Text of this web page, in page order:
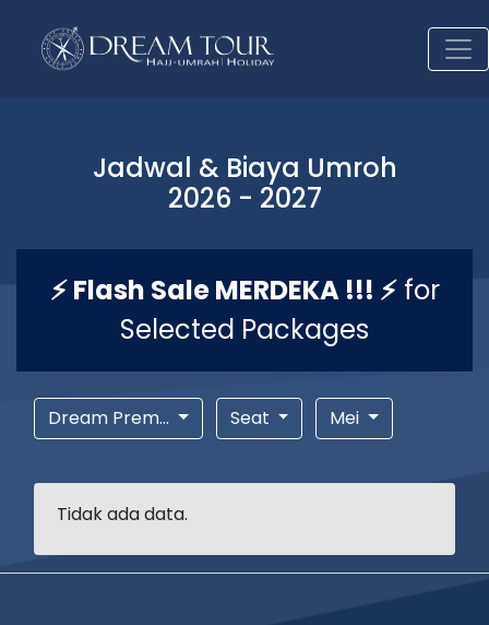
Jadwal & Biaya Umroh
2026 - 2027
⚡ Flash Sale MERDEKA !!! ⚡for
Selected Packages
Dream Prem... Seat Mei
Tidak ada data.